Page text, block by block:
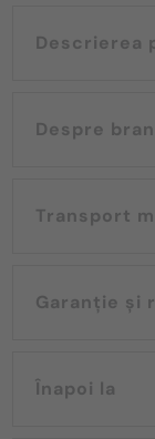
Descrierea
Transport
Garanție și
Înapoi la